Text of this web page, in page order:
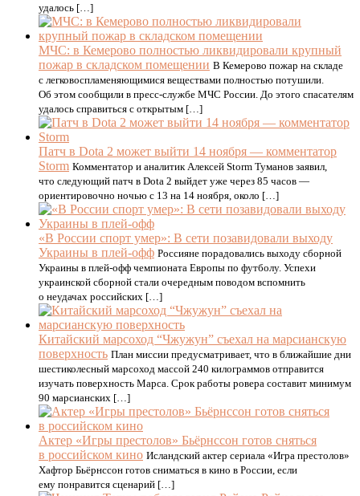
удалось […]
МЧС: в Кемерово полностью ликвидировали крупный
пожар в складском помещении В Кемерово пожар на складе
с легковоспламеняющимися веществами полностью потушили.
Об этом сообщили в пресс-службе МЧС России. До этого спасателям
удалось справиться с открытым […]
Патч в Dota 2 может выйти 14 ноября — комментатор
Storm Комментатор и аналитик Алексей Storm Туманов заявил,
что следующий патч в Dota 2 выйдет уже через 85 часов —
ориентировочно ночью с 13 на 14 ноября, около […]
«В России спорт умер»: В сети позавидовали выходу
Украины в плей-офф Россияне порадовались выходу сборной
Украины в плей-офф чемпионата Европы по футболу. Успехи
украинской сборной стали очередным поводом вспомнить
о неудачах российских […]
Китайский марсоход “Чжужун” съехал на марсианскую
поверхность План миссии предусматривает, что в ближайшие дни
шестиколесный марсоход массой 240 килограммов отправится
изучать поверхность Марса. Срок работы ровера составит минимум
90 марсианских […]
Актер «Игры престолов» Бьёрнссон готов сняться
в российском кино Исландский актер сериала «Игра престолов»
Хафтор Бьёрнссон готов сниматься в кино в России, если
ему понравится сценарий […]